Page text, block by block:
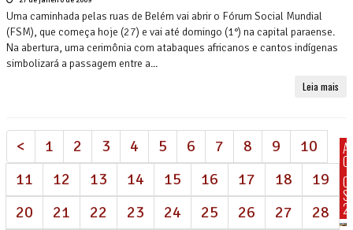
Uma caminhada pelas ruas de Belém vai abrir o Fórum Social Mundial
(FSM), que começa hoje (27) e vai até domingo (1°) na capital paraense.
Na abertura, uma cerimônia com atabaques africanos e cantos indígenas
simbolizará a passagem entre a...
Leia mais
< 1 2 3 4 5 6 7 8 9
10
11
12 13 14 15 16 17 18
19
20
21 22 23 24 25 26 27
28